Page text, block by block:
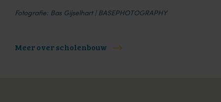
Fotografie: Bas Gijselhart | BASEPHOTOGRAPHY
Meer over scholenbouw